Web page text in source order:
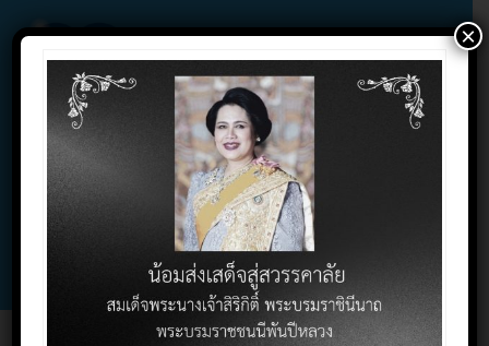
02-732-1900 , 02-732-1800 , 086-325-9004
Contact Click Support Click
×